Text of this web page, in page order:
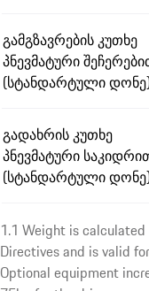
გამგზავრების კუთხე
პნევმატური
(სტანდარტული
გადახრის კუთხე
პნევმატური
(სტანდარტული
1.1 Weight is
Directives and is valid
Optional equipment